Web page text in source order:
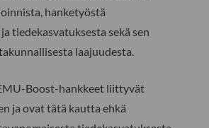
hanketyöstä
tiedekasvatuksesta sekä sen
laajuudesta.
Boost-hankkeet liittyvät
ja ovat tätä kautta ehkä